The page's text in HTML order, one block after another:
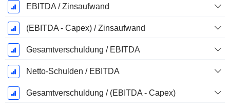
EBITDA / Zinsaufwand
(EBITDA - Capex) / Zinsaufwand
Gesamtverschuldung / EBITDA
Netto-Schulden / EBITDA
Gesamtverschuldung / (EBITDA - Capex)